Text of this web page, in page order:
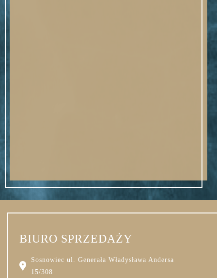
BIURO SPRZEDAŻY
Sosnowiec ul. Generała Władysława Andersa
15/308